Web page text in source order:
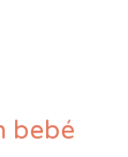
bebé